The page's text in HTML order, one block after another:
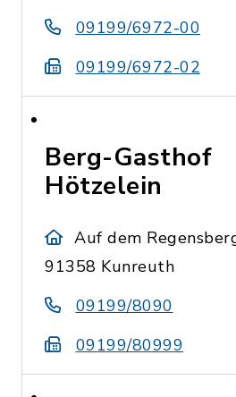
09199/6972-00
09199/6972-02
Berg-Gasthof
Hötzelein
Auf dem
91358 Kunreuth
09199/8090
09199/80999